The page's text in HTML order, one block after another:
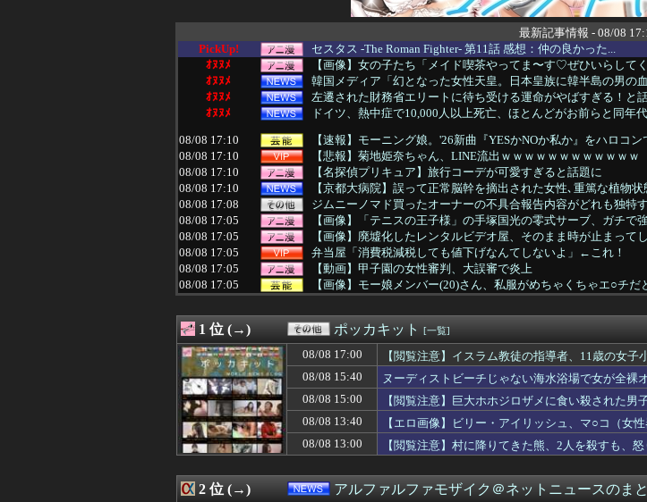
最新記事情報 - 08/08
PickUp!
セスタス -The Roman Fighter- 第11話 感想：仲の良かった...
ｵﾇﾇﾒ
【画像】女の子たち「メイド喫茶やってま〜す♡ぜひいらして
ｵﾇﾇﾒ
韓国メディア「幻となった女性天皇。日本皇族に韓半島の男の
ｵﾇﾇﾒ
左遷された財務省エリートに待ち受ける運命がやばすぎる！と
ｵﾇﾇﾒ
ドイツ、熱中症で10,000人以上死亡、ほとんどがお前らと同年
08/08 17:10
【速報】モーニング娘。'26新曲『YESかNOか私か』をハロコ
08/08 17:10
【悲報】菊地姫奈ちゃん、LINE流出ｗｗｗｗｗｗｗｗｗｗｗｗ
08/08 17:10
【名探偵プリキュア】旅行コーデが可愛すぎると話題に
08/08 17:10
【京都大病院】誤って正常脳幹を摘出された女性､重篤な植物
08/08 17:08
ジムニーノマド買ったオーナーの不具合報告内容がどれも独特
08/08 17:05
【画像】「テニスの王子様」の手塚国光の零式サーブ、ガチで
08/08 17:05
【画像】廃墟化したレンタルビデオ屋、そのまま時が止まって
08/08 17:05
弁当屋「消費税減税しても値下げなんてしないよ」←これ！
08/08 17:05
【動画】甲子園の女性審判、大誤審で炎上
08/08 17:05
【画像】モー娘メンバー(20)さん、私服がめちゃくちゃエ○チだ
08/08 17:00
にこ「ケーキを作ってきたんだけど」
08/08 17:00
【悲報】コカコーラ240円、ジョージ180円、9月1日出荷分から
08/08 17:00
PTA会長「PTA参加拒否した親へ最終警告。こうなってもいい？
08/08 17:00
【艦これ】E3-4はじめたけど画面の端から端まで行くんだな！
08/08 17:00
「宝くじの1番賢い買い方」←これｗｗｗｗｗ
08/08 17:00
【動画】タイのティパンコーン王子が日本人女性とデートか？
08/08 17:00
【ラブライブ】海未「人生ちょっとの勇気と情熱でしょう」【
08/08 17:00
冷やし中華めんどくさかったら、具材そのまま出してくれたら
08/08 17:00
【ラブライブ！】LuckyFes'26は無料で配信見れるのか助かるな
08/08 17:00
五百城茉央、太ももが性的すぎんだろ・・・
08/08 17:00
【遊戯王OCG情報】「古の秘儀」裁定
1 位 (→) ポッカキット [一覧]
08/08 17:00
【閲覧注意】イスラム教徒の指導者、11歳の女
08/08 15:40
ヌーディストビーチじゃない海水浴場で女が全裸
08/08 15:00
【閲覧注意】巨大ホホジロザメに食い殺された
08/08 13:40
【エロ画像】ビリー・アイリッシュ、マ○コ（女
08/08 13:00
【閲覧注意】村に降りてきた熊、2人を殺すも、
2 位 (→) アルファルファモザイク＠ネットニュースのま